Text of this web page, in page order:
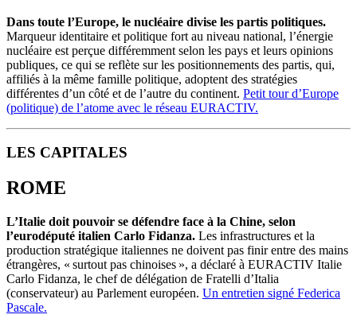
Dans toute l’Europe, le nucléaire divise les partis politiques.
Marqueur identitaire et politique fort au niveau national, l’énergie
nucléaire est perçue différemment selon les pays et leurs opinions
publiques, ce qui se reflète sur les positionnements des partis, qui,
affiliés à la même famille politique, adoptent des stratégies
différentes d’un côté et de l’autre du continent. Petit tour d’Europe
(politique) de l’atome avec le réseau EURACTIV.
LES CAPITALES
ROME
L’Italie doit pouvoir se défendre face à la Chine, selon
l’eurodéputé italien Carlo Fidanza. Les infrastructures et la
production stratégique italiennes ne doivent pas finir entre des mains
étrangères, « surtout pas chinoises », a déclaré à EURACTIV Italie
Carlo Fidanza, le chef de délégation de Fratelli d’Italia
(conservateur) au Parlement européen. Un entretien signé Federica
Pascale.